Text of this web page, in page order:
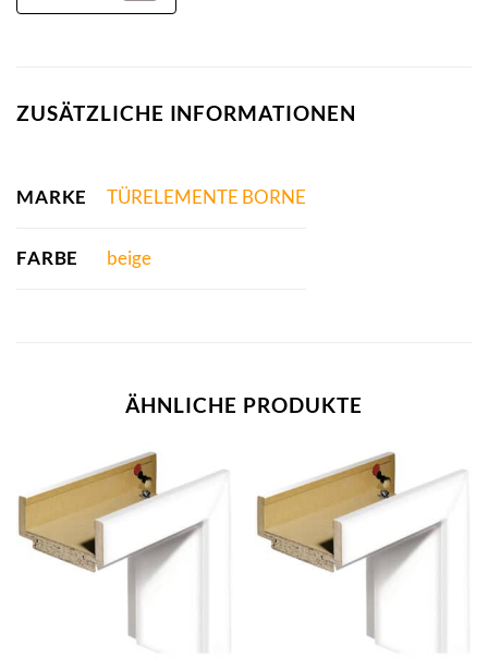
ZUSÄTZLICHE INFORMATIONEN
MARKE TÜRELEMENTE BORNE
FARBE beige
ÄHNLICHE PRODUKTE